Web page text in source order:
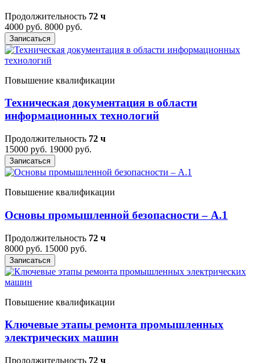
объектах защиты, отнесенных к категориям
повышенной взрывопожароопасности,
взрывопожароопасно
Продолжительность 72 ч
4000 руб. 8000 руб.
Записаться
Повышение квалификации
Техническая документация в области
информационных технологий
Продолжительность 72 ч
15000 руб. 19000 руб.
Записаться
Повышение квалификации
Основы промышленной безопасности – A.1
Продолжительность 72 ч
8000 руб. 15000 руб.
Записаться
Повышение квалификации
Ключевые этапы ремонта промышленных
электрических машин
Продолжительность 72 ч